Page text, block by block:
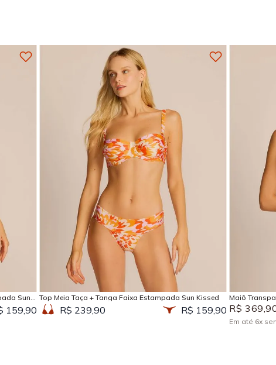
Sun
159,90
Adicionar na sacola
Top Meia Taça + Tanga Faixa Estampada Sun Kissed
R$ 239,90 R$ 159,90
Maiô
R$ 369 ,
Em até 6x